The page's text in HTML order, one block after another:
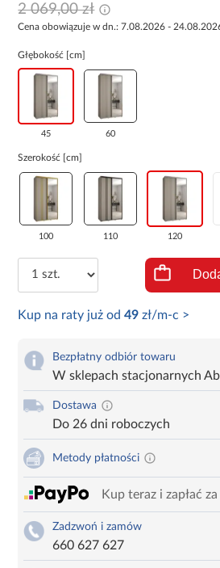
2 069,00 zł
Cena obowiązuje w dn.: 7.08.2026 -
Głębokość [cm]
45 60
Szerokość [cm]
100 110 120
Kup na raty już od49 zł/m-c >
Bezpłatny odbiór towaru
W sklepach stacjonarnych
Dostawa
Do 26 dni roboczych
Metody płatności
Kup teraz i zapłać
Zadzwoń i zamów
660 627 627